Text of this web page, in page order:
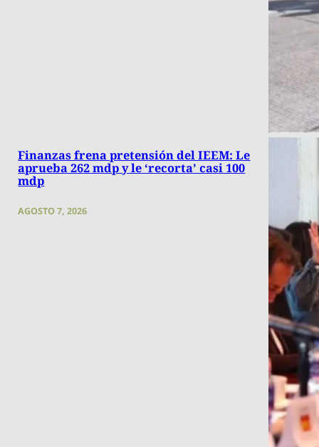
Finanzas frena pretensión del IEEM: Le
aprueba 262 mdp y le ‘recorta’ casi 100
mdp
AGOSTO 7, 2026